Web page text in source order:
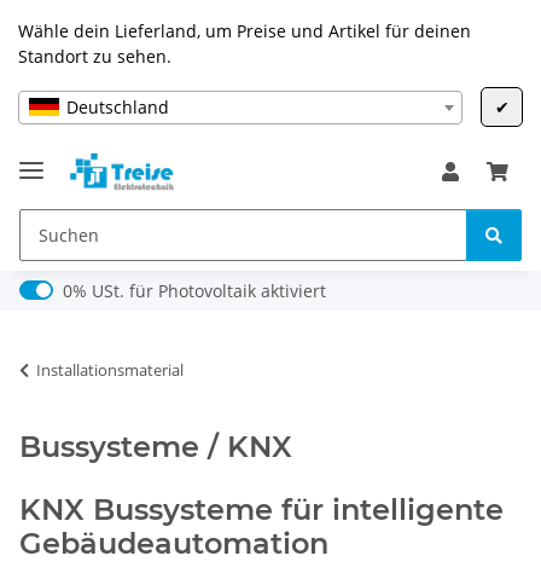
Wähle dein Lieferland, um Preise und Artikel für deinen
Standort zu sehen.
Deutschland ✔
0% USt. für Photovoltaik (§ 12 Abs. 3 UStG)
0% USt. für Photovoltaik aktiviert
Installationsmaterial
Bussysteme / KNX
KNX Bussysteme für intelligente
Gebäudeautomation